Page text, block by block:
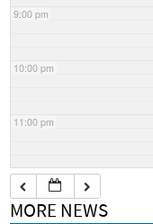
9:00 pm
10:00 pm
11:00 pm
MORE NEWS